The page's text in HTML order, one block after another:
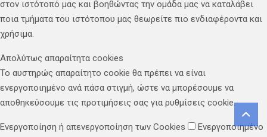
στον ιστότοπό μας και βοηθώντας την ομάδα μας να καταλάβει
ποια τμήματα του ιστότοπου μας θεωρείτε πιο ενδιαφέροντα και
χρήσιμα.
Απολύτως απαραίτητα cookies
Το αυστηρώς απαραίτητο cookie θα πρέπει να είναι
ενεργοποιημένο ανά πάσα στιγμή, ώστε να μπορέσουμε να
αποθηκεύσουμε τις προτιμήσεις σας για ρυθμίσεις cookie.
Ενεργοποίηση ή απενεργοποίηση των Cookies
Ενεργοποιημένο